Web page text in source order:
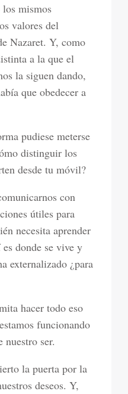
los mismos
valores del
Nazaret. Y, como
a la que el
la siguen dando,
que obedecer a
pudiese meterse
distinguir los
desde tu móvil?
con
útiles para
necesita aprender
donde se vive y
externalizado ¿para
hacer todo eso
funcionando
ser.
la puerta por la
deseos. Y,